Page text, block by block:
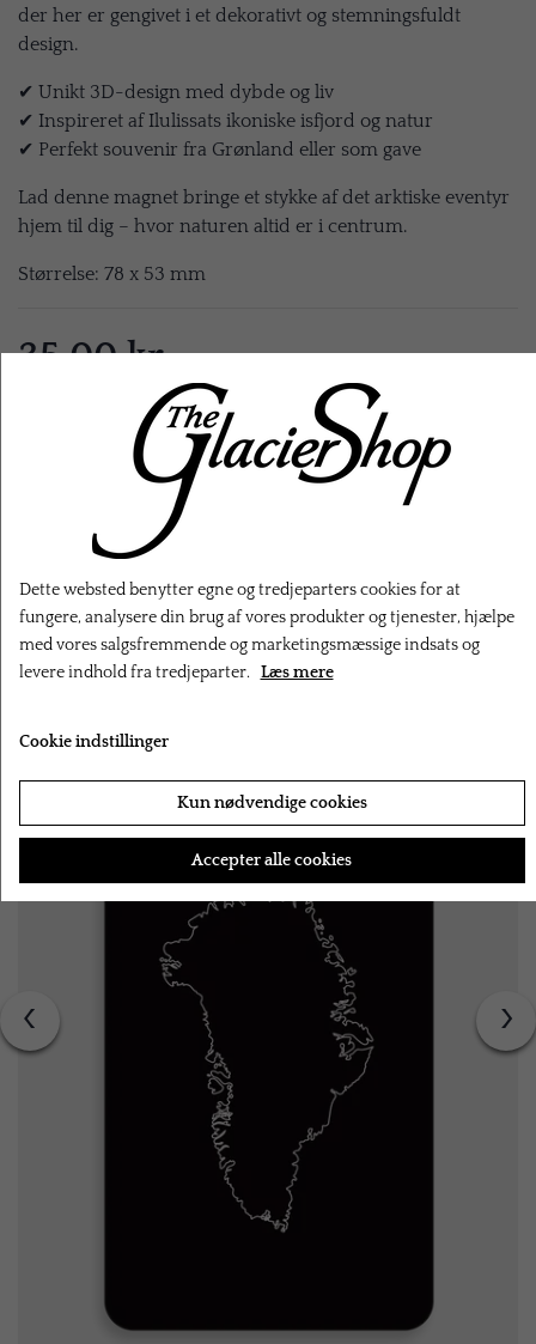
der her er gengivet i et dekorativt og stemningsfuldt
design.
✔ Unikt 3D-design med dybde og liv
✔ Inspireret af Ilulissats ikoniske isfjord og natur
✔ Perfekt souvenir fra Grønland eller som gave
Lad denne magnet bringe et stykke af det arktiske eventyr
hjem til dig – hvor naturen altid er i centrum.
Størrelse: 78 x 53 mm
35,00 kr.
LÆG I KURV
‹ ›
Dette websted benytter egne og tredjeparters cookies for at
fungere, analysere din brug af vores produkter og tjenester, hjælpe
med vores salgsfremmende og marketingsmæssige indsats og
levere indhold fra tredjeparter. Læs mere
Cookie indstillinger
Kun nødvendige cookies
Accepter alle cookies